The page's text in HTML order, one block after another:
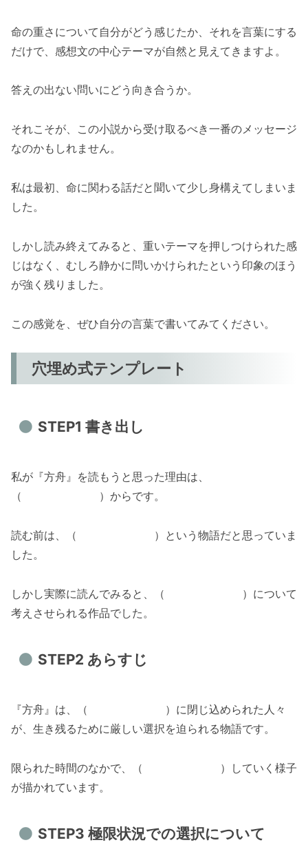
命の重さについて自分がどう感じたか、それを言葉にする
だけで、感想文の中心テーマが自然と見えてきますよ。
答えの出ない問いにどう向き合うか。
それこそが、この小説から受け取るべき一番のメッセージ
なのかもしれません。
私は最初、命に関わる話だと聞いて少し身構えてしまいま
した。
しかし読み終えてみると、重いテーマを押しつけられた感
じはなく、むしろ静かに問いかけられたという印象のほう
が強く残りました。
この感覚を、ぜひ自分の言葉で書いてみてください。
穴埋め式テンプレート
STEP1 書き出し
私が『方舟』を読もうと思った理由は、
（ ）からです。
読む前は、（ ）という物語だと思っていま
した。
しかし実際に読んでみると、（ ）について
考えさせられる作品でした。
STEP2 あらすじ
『方舟』は、（ ）に閉じ込められた人々
が、生き残るために厳しい選択を迫られる物語です。
限られた時間のなかで、（ ）していく様子
が描かれています。
STEP3 極限状況での選択について